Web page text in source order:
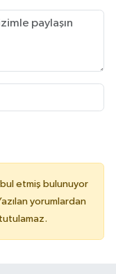
etmiş bulunuyor
yorumlardan